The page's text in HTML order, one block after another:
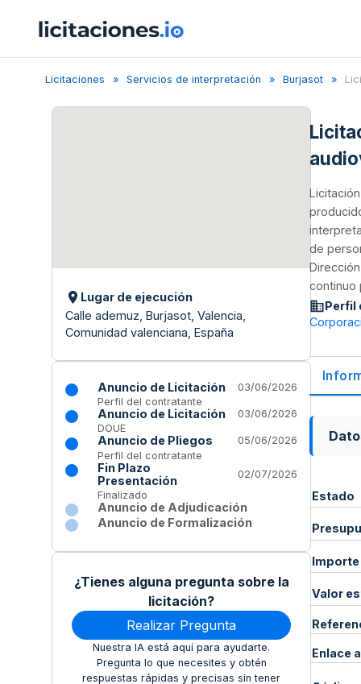
Licitaciones Servicios de interpretación Burjasot
Lugar de ejecución
Calle ademuz, Burjasot, Valencia,
Comunidad valenciana, España
Anuncio de Licitación
03/06/2026
Perfil del contratante
Anuncio de Licitación
03/06/2026
DOUE
Anuncio de Pliegos
05/06/2026
Perfil del contratante
Fin Plazo
Presentación
02/07/2026
Finalizado
Anuncio de Adjudicación
Anuncio de Formalización
¿Tienes alguna pregunta sobre la
licitación?
Realizar Pregunta
Nuestra IA está aquí para ayudarte.
Pregunta lo que necesites y obtén
respuestas rápidas y precisas sin tener
de
continuo
Perfil
Estado
Valor
Enlace